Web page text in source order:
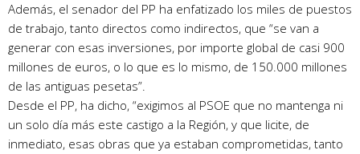
Además, el senador del PP ha enfatizado los miles de puestos
de trabajo, tanto directos como indirectos, que “se van a
generar con esas inversiones, por importe global de casi 900
millones de euros, o lo que es lo mismo, de 150.000 millones
de las antiguas pesetas”.
Desde el PP, ha dicho, “exigimos al PSOE que no mantenga ni
un solo día más este castigo a la Región, y que licite, de
inmediato, esas obras que ya estaban comprometidas, tanto